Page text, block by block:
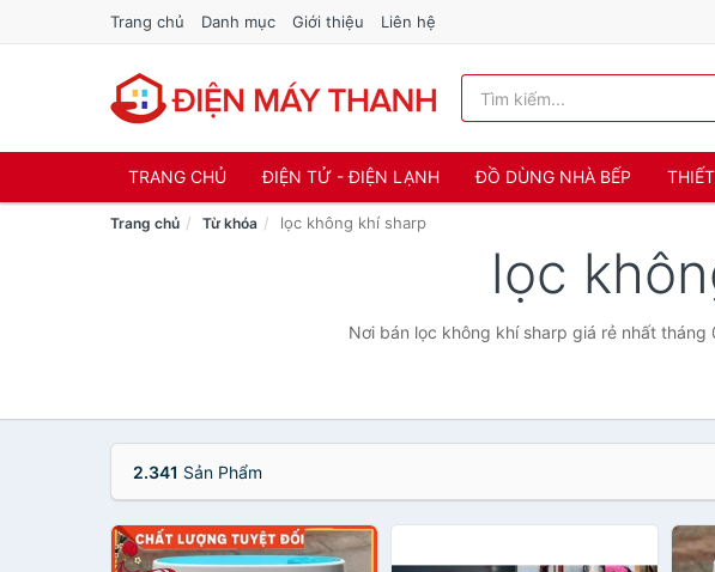
Trang chủ Danh mục Giới thiệu Liên hệ
TRANG CHỦ ĐIỆN TỬ - ĐIỆN LẠNH ĐỒ DÙNG NHÀ BẾP
Trang chủ Từ khóa lọc không khí sharp
lọc
Nơi bán lọc không khí sharp giá rẻ nhất
2.341 Sản Phẩm